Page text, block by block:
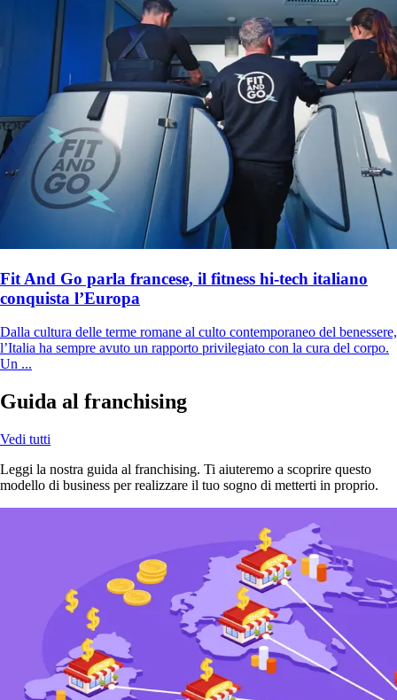
Fit And Go parla francese, il fitness hi-tech italiano
conquista l’Europa
Dalla cultura delle terme romane al culto contemporaneo del benessere,
l’Italia ha sempre avuto un rapporto privilegiato con la cura del corpo.
Un ...
Guida al franchising
Vedi tutti
Leggi la nostra guida al franchising. Ti aiuteremo a scoprire questo
modello di business per realizzare il tuo sogno di metterti in proprio.